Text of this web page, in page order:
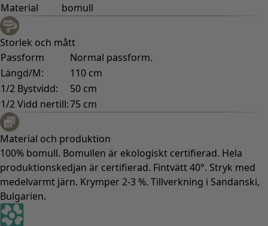
Material
bomull
Storlek och mått
Passform
Normal passform.
Längd/M:
110 cm
1/2 Bystvidd:
50 cm
1/2 Vidd nertill:75 cm
Material och produktion
100% bomull. Bomullen är ekologiskt certifierad. Hela
produktionskedjan är certifierad. Fintvätt 40°. Stryk med
medelvarmt järn. Krymper 2-3 %. Tillverkning i Sandanski,
Bulgarien.